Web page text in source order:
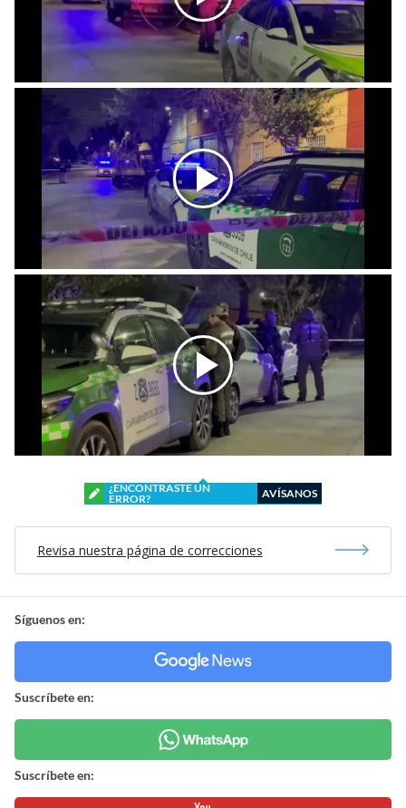
¿ENCONTRASTE UN
ERROR?
AVÍSANOS
Revisa nuestra página de correcciones
Síguenos en:
Suscríbete en:
Suscríbete en: